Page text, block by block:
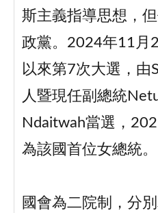
斯主義指導思想，
政黨。2024年11月
以來第7次大選，由
人暨現任副總統
Ndaitwah當選，
為該國首位女總統。
國會為二院制，分